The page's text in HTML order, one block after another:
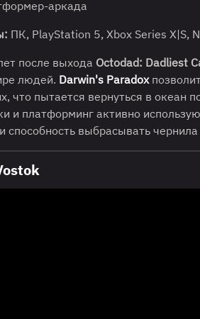
аркада
ПК, PlayStation 5, Xbox Series X|S,
после выхода Octodad: Dadliest
людей. Darwin's Paradox
что пытается вернуться в океан
и платформинг активно
способность выбрасывать